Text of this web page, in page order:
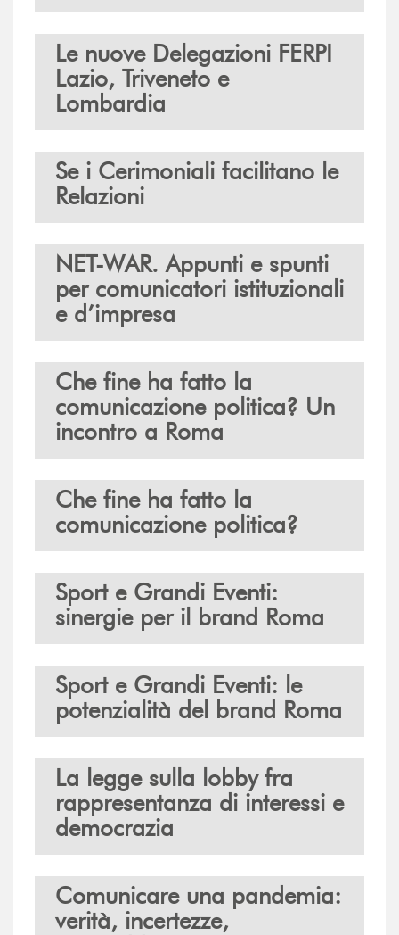
Le nuove Delegazioni FERPI
Lazio, Triveneto e
Lombardia
Se i Cerimoniali facilitano le
Relazioni
NET-WAR. Appunti e spunti
per comunicatori istituzionali
e d’impresa
Che fine ha fatto la
comunicazione politica? Un
incontro a Roma
Che fine ha fatto la
comunicazione politica?
Sport e Grandi Eventi:
sinergie per il brand Roma
Sport e Grandi Eventi: le
potenzialità del brand Roma
La legge sulla lobby fra
rappresentanza di interessi e
democrazia
Comunicare una pandemia:
verità, incertezze,